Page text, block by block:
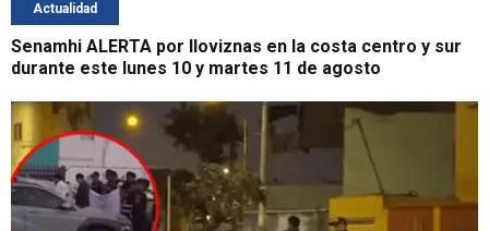
Actualidad
Senamhi ALERTA por lloviznas en la costa centro y sur
durante este lunes 10 y martes 11 de agosto